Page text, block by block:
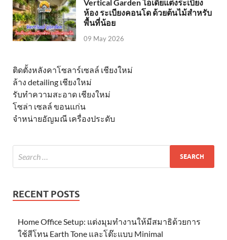
Vertical Garden ไอเดียแต่งระเบียง
ห้อง ระเบียงคอนโด ด้วยต้นไม้สำหรับ
พื้นที่น้อย
09 May 2026
ติดตั้งหลังคาโซลาร์เซลล์ เชียงใหม่
ล้าง detailing เชียงใหม่
รับทำความสะอาด เชียงใหม่
โซล่า เซลล์ ขอนแก่น
จำหน่ายอัญมณี เครื่องประดับ
RECENT POSTS
Home Office Setup: แต่งมุมทำงานให้มีสมาธิด้วยการ
ใช้สีโทน Earth Tone และโต๊ะแบบ Minimal